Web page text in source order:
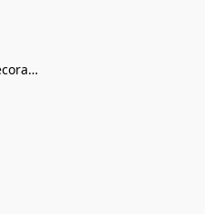
Interieurobjecten en decoratie